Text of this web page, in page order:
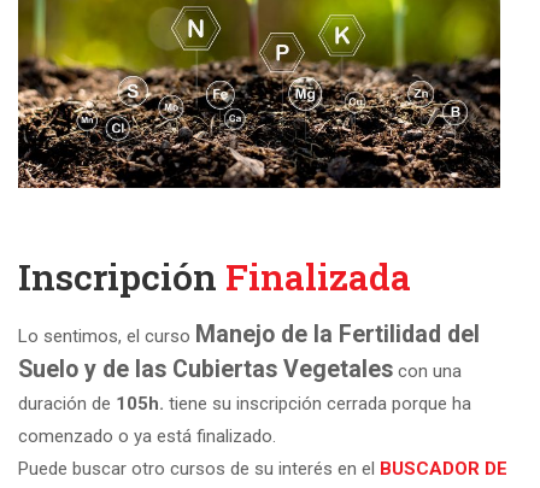
Inscripción Finalizada
Lo sentimos, el curso Manejo de la Fertilidad del
Suelo y de las Cubiertas Vegetales con una
duración de 105h. tiene su inscripción cerrada porque ha
comenzado o ya está finalizado.
Puede buscar otro cursos de su interés en el BUSCADOR DE